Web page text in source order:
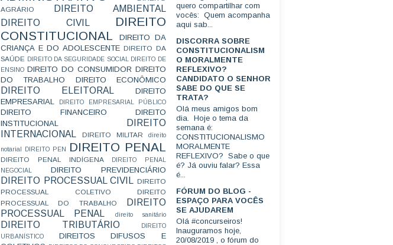
AGRÁRIO
DIREITO AMBIENTAL
DIREITO CIVIL
DIREITO
CONSTITUCIONAL
DIREITO DA
CRIANÇA E DO ADOLESCENTE DIREITO DA
SAÚDE
DIREITO DA SEGURIDADE SOCIAL
DIREITO DE
ENSINO DIREITO DO CONSUMIDOR DIREITO
DO TRABALHO
DIREITO ECONÔMICO
DIREITO ELEITORAL
DIREITO
EMPRESARIAL
DIREITO EMPRESARIAL PÚBLICO
DIREITO FINANCEIRO
DIREITO
INSTITUCIONAL
DIREITO
INTERNACIONAL
DIREITO MILITAR direito
notarial DIREITO PEN DIREITO PENAL
DIREITO PENAL INDÍGENA
DIREITO PENAL
NEGOCIAL
DIREITO PREVIDENCIÁRIO
DIREITO PROCESSUAL CIVIL
DIREITO
PROCESSUAL COLETIVO
DIREITO
PROCESSUAL DO TRABALHO
DIREITO
PROCESSUAL PENAL
direito sanitário
DIREITO TRIBUTÁRIO
DIREITO
URBANÍSTICO
DIREITOS DIFUSOS E
quero compartilhar com
vocês: Quem acompanha
aqui sab...
DISCORRA SOBRE
CONSTITUCIONALISM
O MORALMENTE
REFLEXIVO?
CANDIDATO O SENHOR
SABE DO QUE SE
TRATA?
Olá meus amigos bom
dia. Hoje o tema da
semana é:
CONSTITUCIONALISMO
MORALMENTE
REFLEXIVO? Sabe o que
é? Já ouviu falar? Essa
é...
FÓRUM DO BLOG -
ESPAÇO PARA VOCÊS
SE AJUDAREM
Olá #concurseiros!
Inauguramos hoje,
20/08/2019 , o fórum do